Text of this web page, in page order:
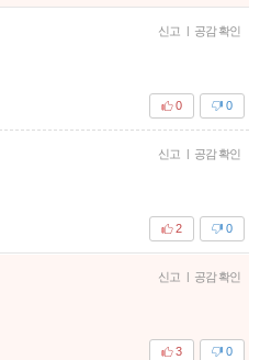
신고 | 공감 확인
0
0
신고 | 공감 확인
0
2
신고 | 공감 확인
0
3